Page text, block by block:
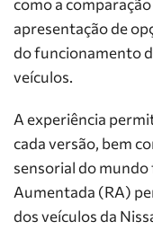
como a
apresentação de
do funcionamento
veículos.
A experiência
cada versão, bem
sensorial do mundo
Aumentada (RA)
dos veículos da